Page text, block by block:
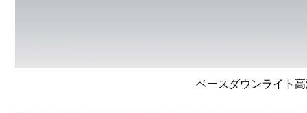
ベースダウンライト